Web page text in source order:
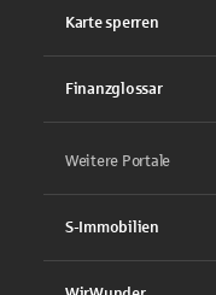
Karte sperren
Finanzglossar
Weitere Portale
S-Immobilien